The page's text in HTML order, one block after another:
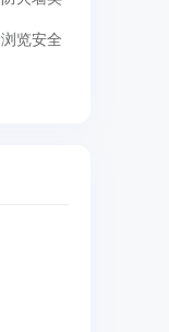
浏览安全